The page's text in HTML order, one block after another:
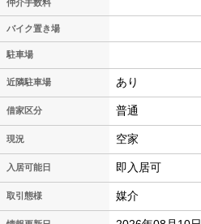
仲介手数料
バイク置き場
駐車場
近隣駐車場 あり
借家区分 普通
現況 空家
入居可能日 即入居可
取引態様 媒介